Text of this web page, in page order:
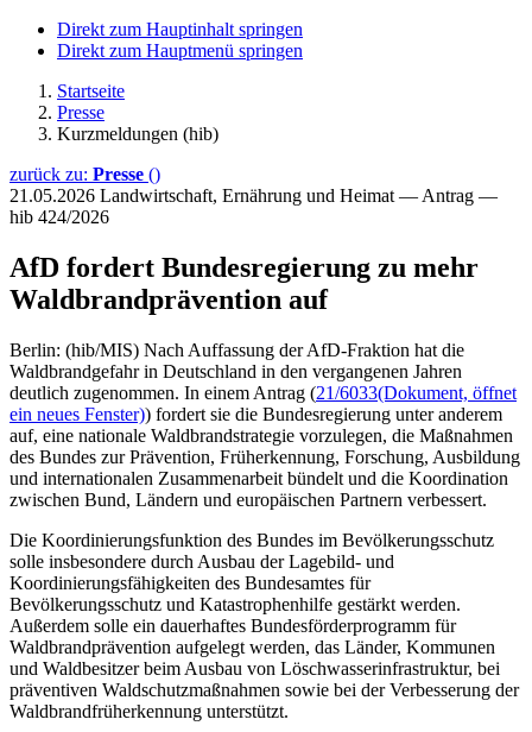
Direkt zum Hauptinhalt springen
Direkt zum Hauptmenü springen
Startseite
Presse
Kurzmeldungen (hib)
zurück zu: Presse ()
21.05.2026 Landwirtschaft, Ernährung und Heimat — Antrag —
hib 424/2026
AfD fordert Bundesregierung zu mehr
Waldbrandprävention auf
Berlin: (hib/MIS) Nach Auffassung der AfD-Fraktion hat die
Waldbrandgefahr in Deutschland in den vergangenen Jahren
deutlich zugenommen. In einem Antrag (21/6033(Dokument, öffnet
ein neues Fenster)) fordert sie die Bundesregierung unter anderem
auf, eine nationale Waldbrandstrategie vorzulegen, die Maßnahmen
des Bundes zur Prävention, Früherkennung, Forschung, Ausbildung
und internationalen Zusammenarbeit bündelt und die Koordination
zwischen Bund, Ländern und europäischen Partnern verbessert.
Die Koordinierungsfunktion des Bundes im Bevölkerungsschutz
solle insbesondere durch Ausbau der Lagebild- und
Koordinierungsfähigkeiten des Bundesamtes für
Bevölkerungsschutz und Katastrophenhilfe gestärkt werden.
Außerdem solle ein dauerhaftes Bundesförderprogramm für
Waldbrandprävention aufgelegt werden, das Länder, Kommunen
und Waldbesitzer beim Ausbau von Löschwasserinfrastruktur, bei
präventiven Waldschutzmaßnahmen sowie bei der Verbesserung der
Waldbrandfrüherkennung unterstützt.